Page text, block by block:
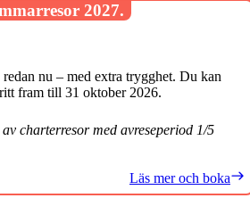
2027.
redan nu – med extra trygghet. Du kan
fram till 31 oktober 2026.
charterresor med avreseperiod 1/5
Läs mer och boka